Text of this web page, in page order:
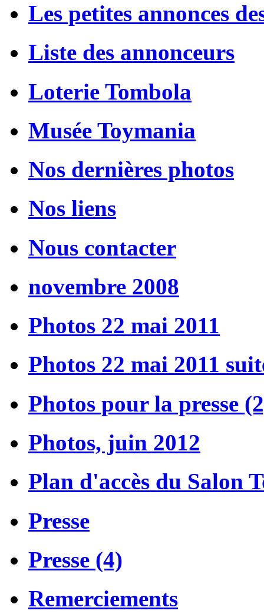
Les petites annonces
Liste des annonceurs
Loterie Tombola
Musée Toymania
Nos dernières photos
Nos liens
Nous contacter
novembre 2008
Photos 22 mai 2011
Photos 22 mai 2011
Photos pour la presse
Photos, juin 2012
Plan d'accès du Salon
Presse
Presse (4)
Remerciements